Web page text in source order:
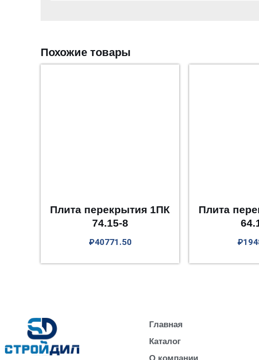
Похожие товары
Плита перекрытия 1ПК
74.15-8
₽40771.50
Плита
₽
Главная
Каталог